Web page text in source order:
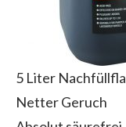
5 Liter
Netter Geruch